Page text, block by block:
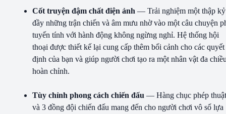
Cốt truyện đậm chất điện ảnh — Trải nghiệm một thập kỷ
đầy những trận chiến và âm mưu nhờ vào một câu chuyện
tuyến tính với hành động không ngừng nghỉ. Hệ thống hội
thoại được thiết kế lại cung cấp thêm bối cảnh cho các quyết
định của bạn và giúp người chơi tạo ra một nhân vật đa
hoàn chỉnh.
Tùy chỉnh phong cách chiến đấu — Hàng chục phép thuật
và 3 đồng đội chiến đấu mang đến cho người chơi vô số lựa